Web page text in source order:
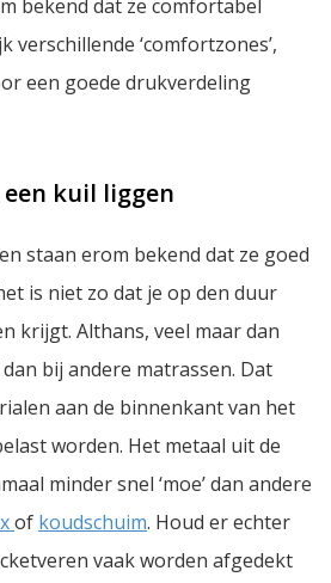
bekend dat ze comfortabel
verschillende ‘comfortzones’,
een goede drukverdeling
kuil liggen
staan erom bekend dat ze goed
is niet zo dat je op den duur
krijgt. Althans, veel maar dan
bij andere matrassen. Dat
aan de binnenkant van het
worden. Het metaal uit de
minder snel ‘moe’ dan andere
of koudschuim. Houd er echter
vaak worden afgedekt